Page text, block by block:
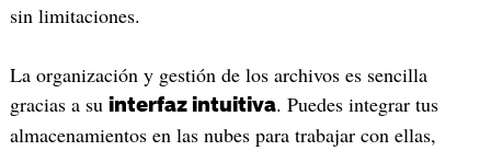
sin limitaciones.
La organización y gestión de los archivos es sencilla
gracias a su interfaz intuitiva. Puedes integrar tus
almacenamientos en las nubes para trabajar con ellas,